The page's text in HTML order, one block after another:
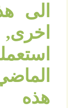
الى
اخرى,
هذه